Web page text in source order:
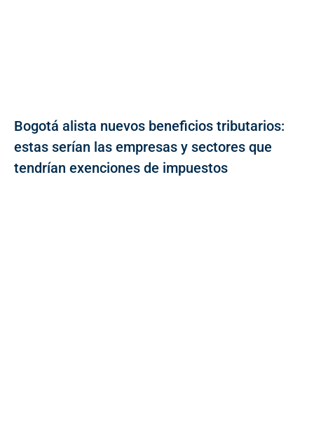
Bogotá alista nuevos beneficios tributarios:
estas serían las empresas y sectores que
tendrían exenciones de impuestos